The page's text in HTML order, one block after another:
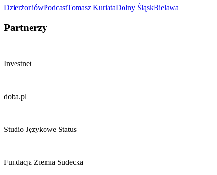
DzierżoniówPodcastTomasz KuriataDolny ŚląskBielawa
Partnerzy
Investnet
doba.pl
Studio Językowe Status
Fundacja Ziemia Sudecka